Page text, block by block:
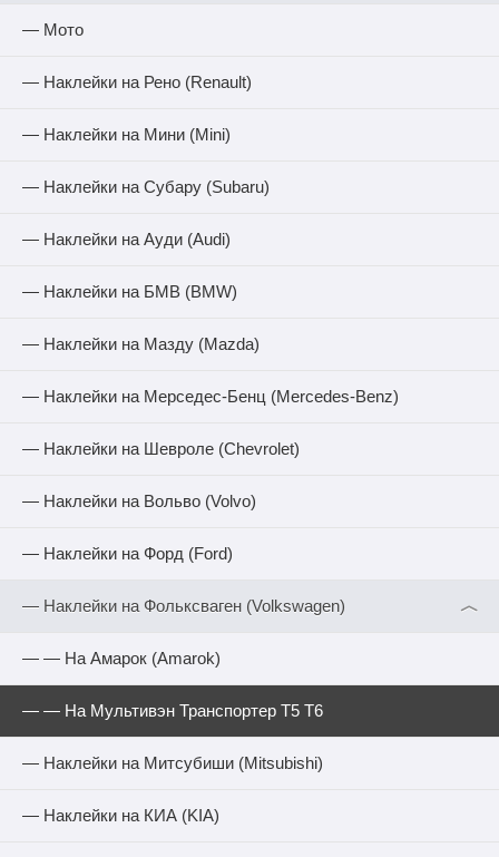
— Мото
— Наклейки на Рено (Renault)
— Наклейки на Мини (Mini)
— Наклейки на Субару (Subaru)
— Наклейки на Ауди (Audi)
— Наклейки на БМВ (BMW)
— Наклейки на Мазду (Mazda)
— Наклейки на Мерседес-Бенц (Mercedes-Benz)
— Наклейки на Шевроле (Chevrolet)
— Наклейки на Вольво (Volvo)
— Наклейки на Форд (Ford)
— Наклейки на Фольксваген (Volkswagen) ︿
— — На Амарок (Amarok)
— — На Мультивэн Транспортер Т5 Т6
— Наклейки на Митсубиши (Mitsubishi)
— Наклейки на КИА (KIA)